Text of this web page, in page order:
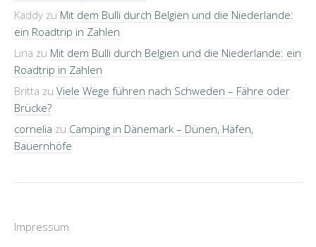
Kaddy zu Mit dem Bulli durch Belgien und die Niederlande:
ein Roadtrip in Zahlen
Lina zu Mit dem Bulli durch Belgien und die Niederlande: ein
Roadtrip in Zahlen
Britta zu Viele Wege führen nach Schweden – Fähre oder
Brücke?
cornelia zu Camping in Dänemark – Dünen, Häfen,
Bauernhöfe
Impressum